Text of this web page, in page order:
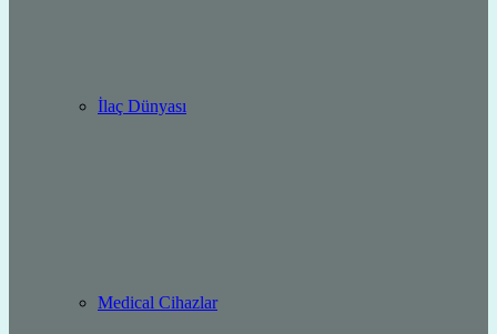
İlaç Dünyası
Medical Cihazlar